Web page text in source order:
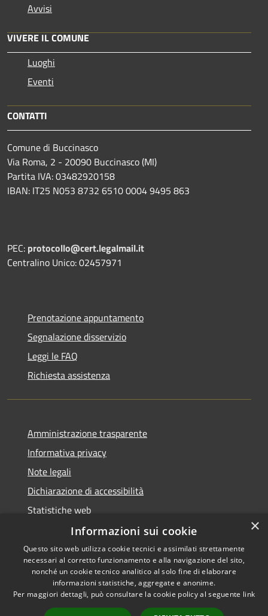
Avvisi
VIVERE IL COMUNE
Luoghi
Eventi
CONTATTI
Comune di Buccinasco
Via Roma, 2 - 20090 Buccinasco (MI)
Partita IVA: 03482920158
IBAN: IT25 N053 8732 6510 0004 9495 863
PEC: protocollo@cert.legalmail.it
Centralino Unico: 02457971
Prenotazione appuntamento
Segnalazione disservizio
Leggi le FAQ
Richiesta assistenza
Amministrazione trasparente
Informativa privacy
Note legali
Dichiarazione di accessibilità
Statistiche web
Accessibilità
Privacy
Copyright © 2026 • Comune di
Buccinasco • Powered by
Municipium•Accesso
×
Informazioni sui cookie
Questo sito web utilizza cookie tecnici e assimilati strettamente
necessari al corretto funzionamento e alla navigazione del sito,
nonché un cookie tecnico analitico al solo fine di elaborare
informazioni statistiche, aggregate e anonime.
Per maggiori dettagli, può consultare la cookie policy al seguente link